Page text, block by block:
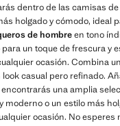
dentro de las camisas
holgado y cómodo, ideal
de hombreen tono
un toque de frescura y
ocasión. Combina
casual pero refinado.
una amplia
moderno o un estilo más
ocasión. No